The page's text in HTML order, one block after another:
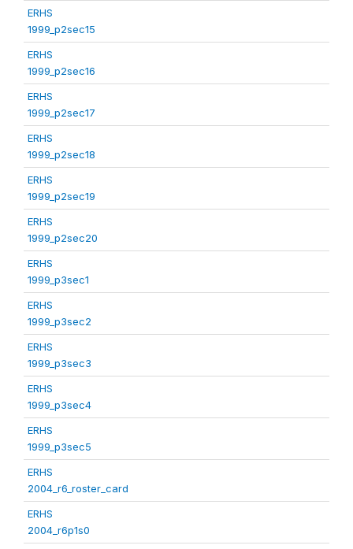
ERHS
1999_p2sec15
ERHS
1999_p2sec16
ERHS
1999_p2sec17
ERHS
1999_p2sec18
ERHS
1999_p2sec19
ERHS
1999_p2sec20
ERHS
1999_p3sec1
ERHS
1999_p3sec2
ERHS
1999_p3sec3
ERHS
1999_p3sec4
ERHS
1999_p3sec5
ERHS
2004_r6_roster_card
ERHS
2004_r6p1s0